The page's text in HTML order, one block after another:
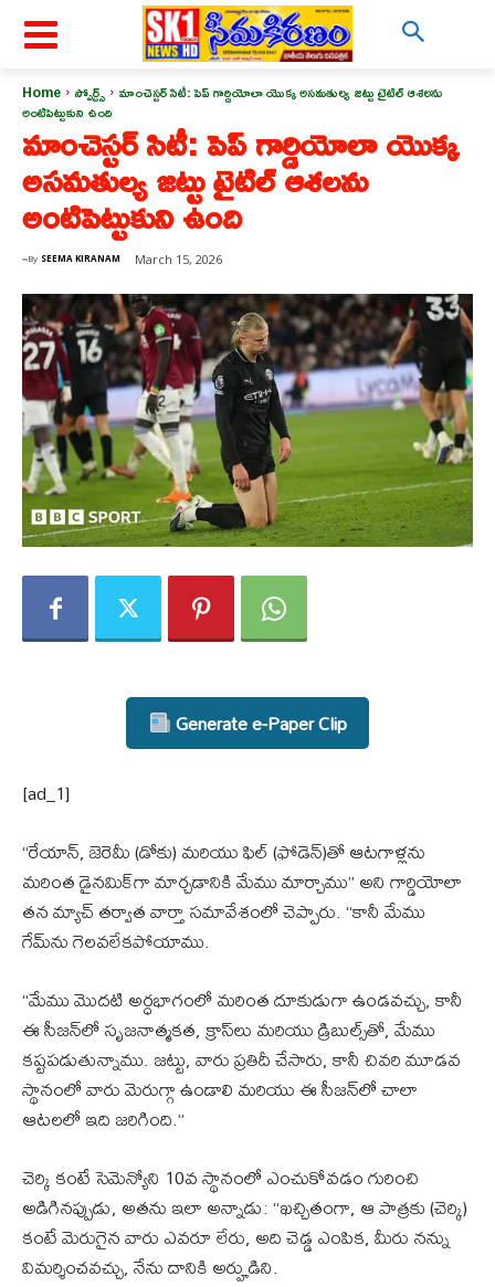
Home స్పోర్ట్స్ మాంచెస్టర్ సిటీ: పెప్ గార్డియోలా యొక్క అసమతుల్య జట్టు టైటిల్ ఆశలను
అంటిపెట్టుకుని ఉంది
మాంచెస్టర్ సిటీ: పెప్ గార్డియోలా యొక్క
అసమతుల్య జట్టు టైటిల్ ఆశలను
అంటిపెట్టుకుని ఉంది
By SEEMA KIRANAM March 15, 2026
Generate e-Paper Clip
[ad_1]
“రేయాన్, జెరెమీ (డోకు) మరియు ఫిల్ (ఫోడెన్)తో ఆటగాళ్లను
మరింత డైనమిక్‌గా మార్చడానికి మేము మార్చాము” అని గార్డియోలా
తన మ్యాచ్ తర్వాత వార్తా సమావేశంలో చెప్పారు. “కానీ మేము
గేమ్‌ను గెలవలేకపోయాము.
“మేము మొదటి అర్ధభాగంలో మరింత దూకుడుగా ఉండవచ్చు, కానీ
ఈ సీజన్‌లో సృజనాత్మకత, క్రాస్‌లు మరియు డ్రిబుల్స్‌తో, మేము
కష్టపడుతున్నాము. జట్టు, వారు ప్రతిదీ చేసారు, కానీ చివరి మూడవ
స్థానంలో వారు మెరుగ్గా ఉండాలి మరియు ఈ సీజన్‌లో చాలా
ఆటలలో ఇది జరిగింది.”
చెర్కి కంటే సెమెన్యోని 10వ స్థానంలో ఎంచుకోవడం గురించి
అడిగినప్పుడు, అతను ఇలా అన్నాడు: “ఖచ్చితంగా, ఆ పాత్రకు (చెర్కి)
కంటే మెరుగైన వారు ఎవరూ లేరు, అది చెడ్డ ఎంపిక, మీరు నన్ను
విమర్శించవచ్చు, నేను దానికి అర్హుడిని.